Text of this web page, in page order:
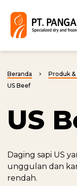
Beranda Produk &
US Beef
US
Daging sapi US
unggulan dan
rendah.